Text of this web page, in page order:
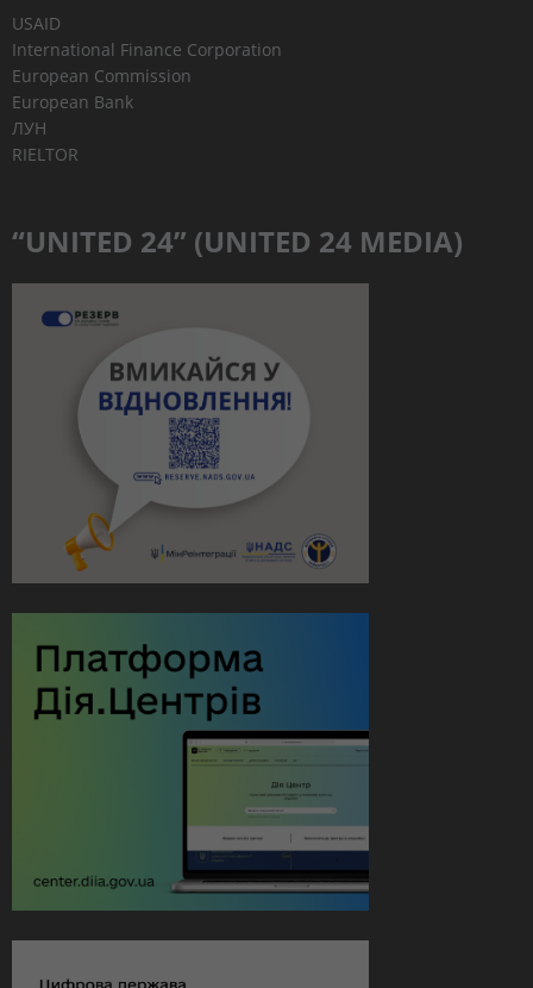
USAID
International Finance Corporation
European Commission
European Bank
ЛУН
RIELTOR
“UNITED 24” (UNITED 24 MEDIA)